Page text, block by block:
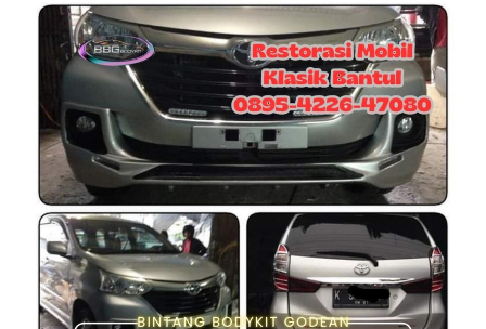
Tempat
Restorasi
Klasik
di
Bantul:
Solusi
Elegan
Tanpa